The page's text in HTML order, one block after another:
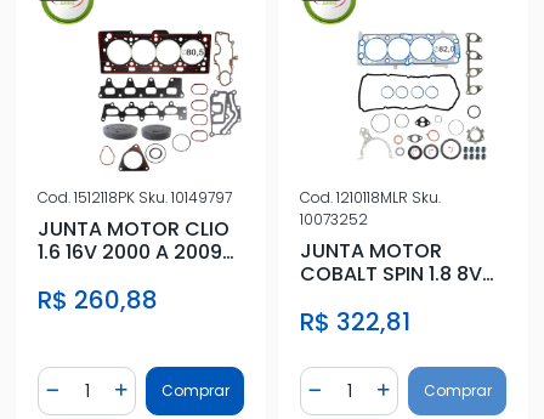
Cod.1512118PK Sku.10149797
JUNTA MOTOR CLIO
1.6 16V 2000 A 2009
R$ 260,88
Diminuir Quantidade
Quantidade
Adicionar Quantidade
Comprar
Cod.1210118MLR Sku.
10073252
JUNTA MOTOR
COBALT SPIN 1.8 8V
COM RETENTOR
R$ 322,81
Diminuir Quantidade
Quantidade
AdicionarComprar